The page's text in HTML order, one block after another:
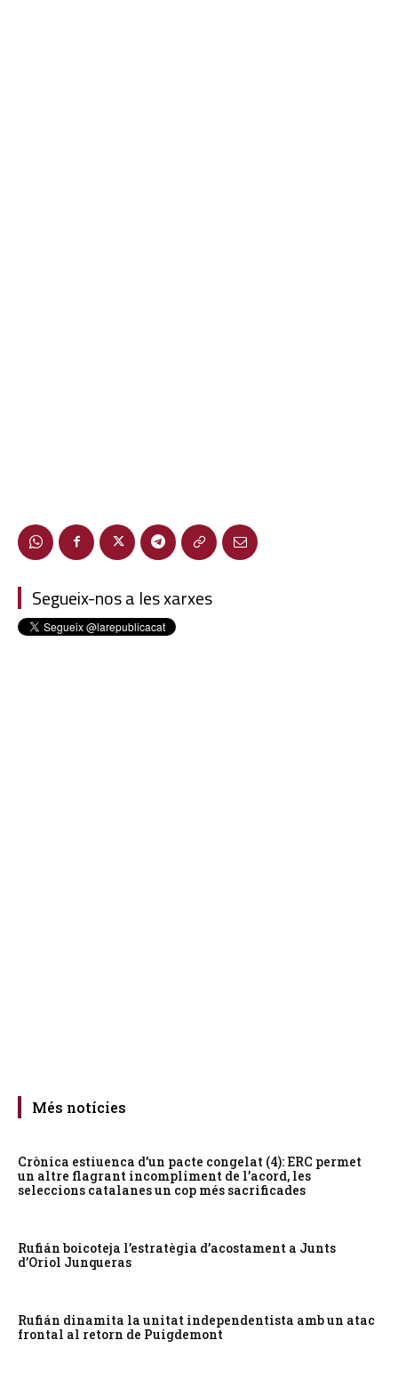
Segueix-nos a les xarxes
Més notícies
Crònica estiuenca d’un pacte congelat (4): ERC permet
un altre flagrant incompliment de l’acord, les
seleccions catalanes un cop més sacrificades
Rufián boicoteja l’estratègia d’acostament a Junts
d’Oriol Junqueras
Rufián dinamita la unitat independentista amb un atac
frontal al retorn de Puigdemont